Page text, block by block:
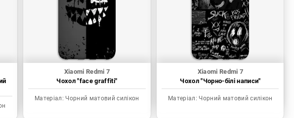
Xiaomi Redmi 7
Чохол "face graffiti"
Матеріал: Чорний матовий силікон
Xiaomi Redmi 7
Чохол "Чорно-білі написи"
Матеріал: Чорний матовий силікон